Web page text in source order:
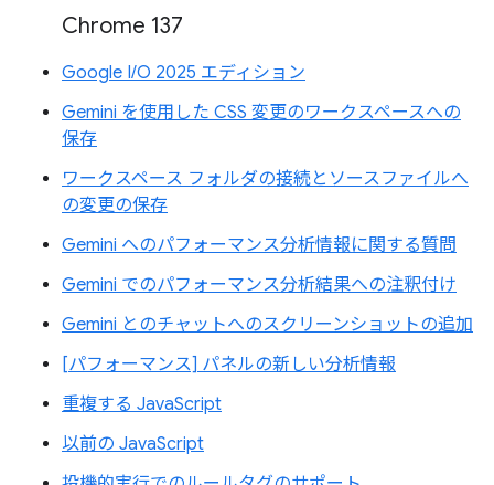
Chrome 137
Google I/O 2025 エディション
Gemini を使用した CSS 変更のワークスペースへの
保存
ワークスペース フォルダの接続とソースファイルへ
の変更の保存
Gemini へのパフォーマンス分析情報に関する質問
Gemini でのパフォーマンス分析結果への注釈付け
Gemini とのチャットへのスクリーンショットの追加
[パフォーマンス] パネルの新しい分析情報
重複する JavaScript
以前の JavaScript